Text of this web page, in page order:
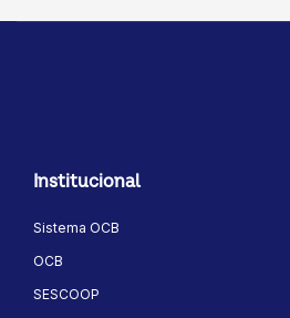
Institucional
Sistema OCB
OCB
SESCOOP